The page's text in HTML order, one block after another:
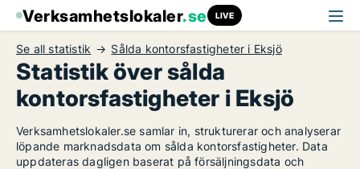
Verksamhetslokaler.se LIVE
Se all statistik Sålda kontorsfastigheter i Eksjö
Statistik över sålda
kontorsfastigheter i Eksjö
Verksamhetslokaler.se samlar in, strukturerar och analyserar
löpande marknadsdata om sålda kontorsfastigheter. Data
uppdateras dagligen baserat på försäljningsdata och